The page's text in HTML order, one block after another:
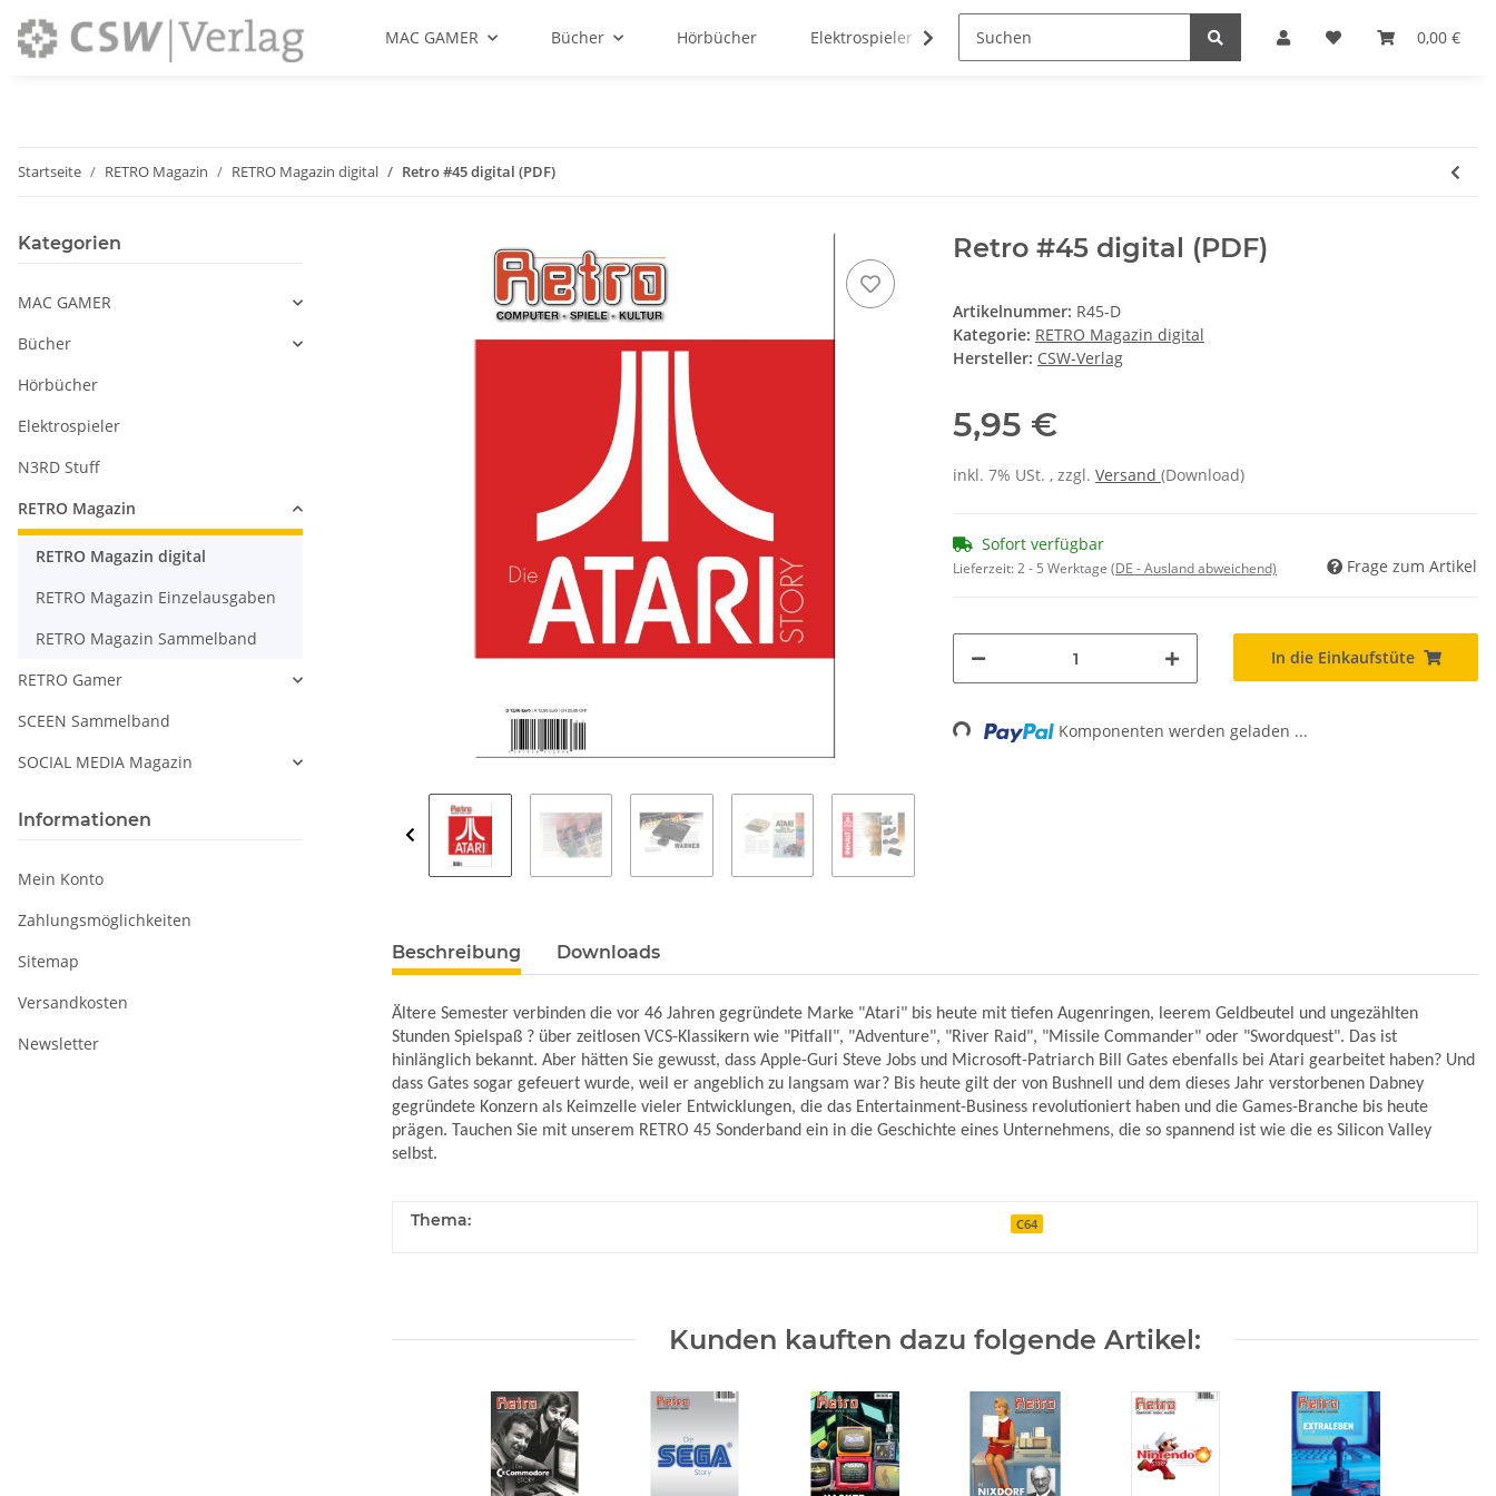
0,00 €
MAC GAMER Bücher Hörbücher Elektrospieler N3RD Stuff RETRO Magazin RETRO Gamer
Startseite RETRO Magazin RETRO Magazin digital Retro #45 digital (PDF)
Retro #45 digital (PDF)
Artikelnummer: R45-D
Kategorie: RETRO Magazin digital
Hersteller: CSW-Verlag
5,95 €
inkl. 7% USt. , zzgl. Versand (Download)
Sofort verfügbar
Lieferzeit:2 - 5 Werktage (DE - Ausland abweichend) Frage zum Artikel
In die Einkaufstüte
Loading... Komponenten werden geladen ...
Beschreibung Downloads
Ältere Semester verbinden die vor 46 Jahren gegründete Marke "Atari" bis heute mit tiefen Augenringen, leerem Geldbeutel und ungezählten
Stunden Spielspaß ? über zeitlosen VCS-Klassikern wie "Pitfall", "Adventure", "River Raid", "Missile Commander" oder "Swordquest". Das ist
hinlänglich bekannt. Aber hätten Sie gewusst, dass Apple-Guri Steve Jobs und Microsoft-Patriarch Bill Gates ebenfalls bei Atari gearbeitet haben? Und
dass Gates sogar gefeuert wurde, weil er angeblich zu langsam war? Bis heute gilt der von Bushnell und dem dieses Jahr verstorbenen Dabney
gegründete Konzern als Keimzelle vieler Entwicklungen, die das Entertainment-Business revolutioniert haben und die Games-Branche bis heute
prägen. Tauchen Sie mit unserem RETRO 45 Sonderband ein in die Geschichte eines Unternehmens, die so spannend ist wie die es Silicon Valley
selbst.
Thema: C64
Kunden kauften dazu folgende Artikel:
Kategorien
MAC GAMER
Bücher
Hörbücher
Elektrospieler
N3RD Stuff
RETRO Magazin
RETRO Magazin digital
RETRO Magazin Einzelausgaben
RETRO Magazin Sammelband
RETRO Gamer
SCEEN Sammelband
SOCIAL MEDIA Magazin
Informationen
Mein Konto
Zahlungsmöglichkeiten
Sitemap
Versandkosten
Newsletter